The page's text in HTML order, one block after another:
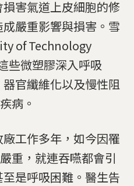
氣道上皮細胞的修
嚴重影響與損害。雪
of Technology
些微塑膠深入呼吸
官纖維化以及慢性阻
病。
工作多年，如今因罹
重，就連吞嚥都會引
是呼吸困難。醫生告